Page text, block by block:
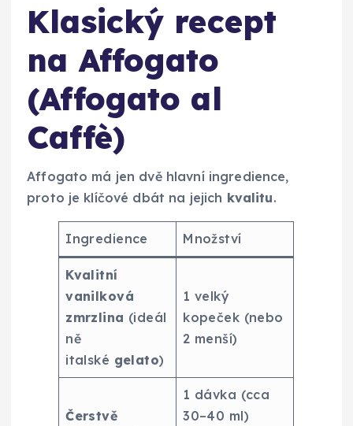
Klasický recept
na Affogato
(Affogato al
Caffè)
Affogato má jen dvě hlavní ingredience,
proto je klíčové dbát na jejich kvalitu.
Ingredience Množství
Kvalitní
vanilková
zmrzlina (ideál
ně
italské gelato)
1 velký
kopeček (nebo
2 menší)
Čerstvě
1 dávka (cca
30–40 ml)